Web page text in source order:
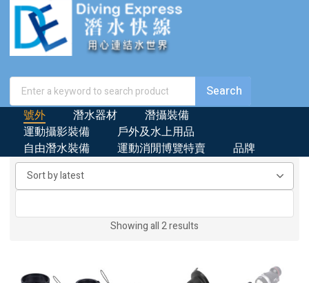
號外 潛水器材
潛攝裝備
運動攝影裝備
戶外及水上用品
自由潛水裝備
運動消閒博覽特賣 品牌
Showing all 2 results